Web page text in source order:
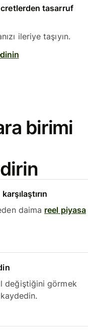
tasarruf
ileriye taşıyın.
birimi
daima reel piyasa
değiştiğini görmek